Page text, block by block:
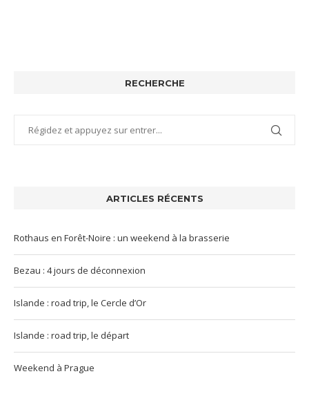
RECHERCHE
ARTICLES RÉCENTS
Rothaus en Forêt-Noire : un weekend à la brasserie
Bezau : 4 jours de déconnexion
Islande : road trip, le Cercle d’Or
Islande : road trip, le départ
Weekend à Prague